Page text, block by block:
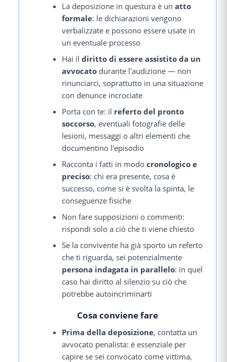
La deposizione in questura è unatto
formale: le dichiarazioni vengono
verbalizzate e possono essere usate in
un eventuale processo
Hai ildiritto di essere assistito da un
avvocato durante l'audizione — non
rinunciarci, soprattutto in una situazione
con denunce incrociate
Porta con te: il referto del pronto
soccorso, eventuali fotografie delle
lesioni, messaggi o altri elementi che
documentino l'episodio
Racconta i fatti in modocronologico e
preciso: chi era presente, cosa è
successo, come si è svolta la spinta, le
conseguenze fisiche
Non fare supposizioni o commenti:
rispondi solo a ciò che ti viene chiesto
Se la convivente ha già sporto un referto
che ti riguarda, sei potenzialmente
persona indagata in parallelo: in quel
caso hai diritto al silenzio su ciò che
potrebbe autoincriminarti
Cosa conviene fare
Prima della deposizione, contatta un
avvocato penalista: è essenziale per
capire se sei convocato come vittima,